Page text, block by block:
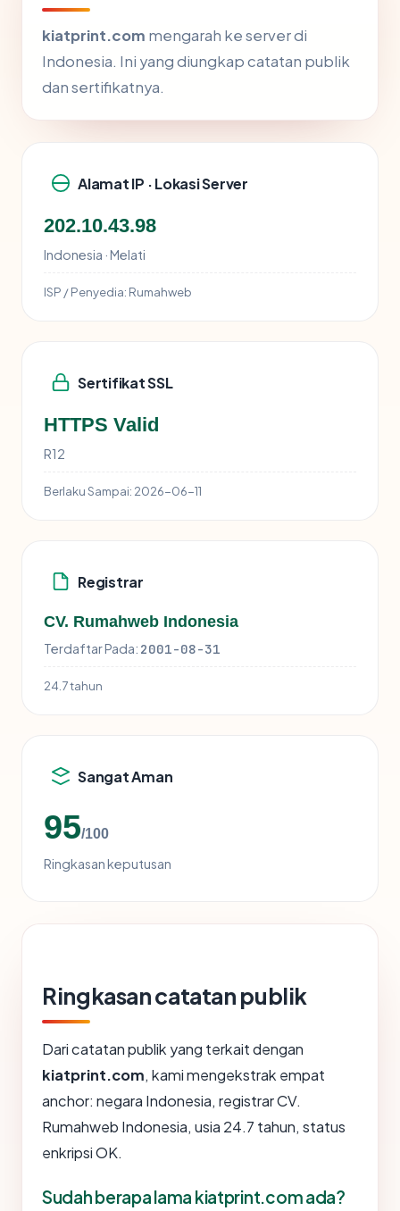
kiatprint.com mengarah ke server di
Indonesia. Ini yang diungkap catatan publik
dan sertifikatnya.
Alamat IP · Lokasi Server
202.10.43.98
Indonesia · Melati
ISP / Penyedia: Rumahweb
Sertifikat SSL
HTTPS Valid
R12
Berlaku Sampai: 2026-06-11
Registrar
CV. Rumahweb Indonesia
Terdaftar Pada: 2001-08-31
24.7 tahun
Sangat Aman
95/100
Ringkasan keputusan
Ringkasan catatan publik
Dari catatan publik yang terkait dengan
kiatprint.com, kami mengekstrak empat
anchor: negara Indonesia, registrar CV.
Rumahweb Indonesia, usia 24.7 tahun, status
enkripsi OK.
Sudah berapa lama kiatprint.com ada?